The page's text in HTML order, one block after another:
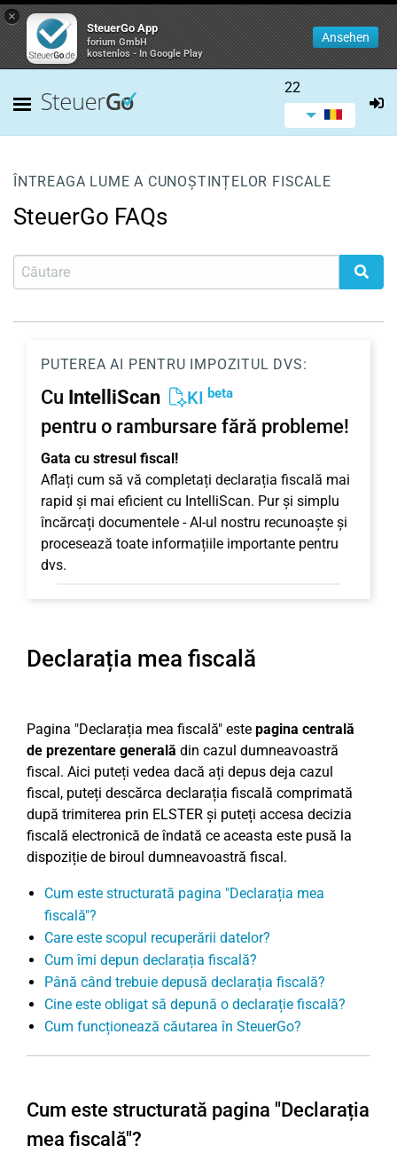
×
SteuerGo App
forium GmbH
kostenlos - In Google Play
Ansehen
22
ÎNTREAGA LUME A CUNOȘTINȚELOR FISCALE
SteuerGo FAQs
PUTEREA AI PENTRU IMPOZITUL DVS:
Cu IntelliScan KI beta
pentru o rambursare fără probleme!
Gata cu stresul fiscal!
Aflați cum să vă completați declarația fiscală mai
rapid și mai eficient cu IntelliScan. Pur și simplu
încărcați documentele - AI-ul nostru recunoaște și
procesează toate informațiile importante pentru
dvs.
Declarația mea fiscală
Pagina "Declarația mea fiscală" este pagina centrală
de prezentare generală din cazul dumneavoastră
fiscal. Aici puteți vedea dacă ați depus deja cazul
fiscal, puteți descărca declarația fiscală comprimată
după trimiterea prin ELSTER și puteți accesa decizia
fiscală electronică de îndată ce aceasta este pusă la
dispoziție de biroul dumneavoastră fiscal.
Cum este structurată pagina "Declarația mea
fiscală"?
Care este scopul recuperării datelor?
Cum îmi depun declarația fiscală?
Până când trebuie depusă declarația fiscală?
Cine este obligat să depună o declarație fiscală?
Cum funcționează căutarea în SteuerGo?
Cum este structurată pagina "Declarația
mea fiscală"?